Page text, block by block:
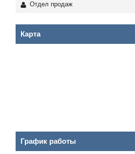
Отдел продаж
Карта
График работы